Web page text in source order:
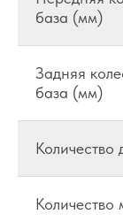
база (мм)
Задняя
база (мм)
Количество
Количество